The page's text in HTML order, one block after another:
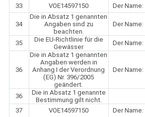
33
VOE14597150 Der Name:
34
Die in Absatz 1 genannten
Angaben sind zu
beachten.
Der Name:
35
Die EU-Richtlinie für die
Gewässer
Der Name:
36
Die in Absatz 1 genannten
Angaben werden in
Anhang I der Verordnung
(EG) Nr. 396/2005
geändert.
Der Name:
36
Die in Absatz 1 genannte
Bestimmung gilt nicht.
37
VOE14597150 Der Name: